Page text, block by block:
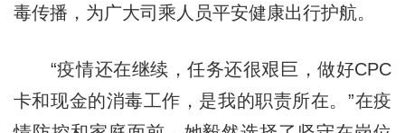
毒传播，为广大司乘人员平安健康出行护航。
“疫情还在继续，任务还很艰巨，做好CPC
卡和现金的消毒工作，是我的职责所在。”在疫